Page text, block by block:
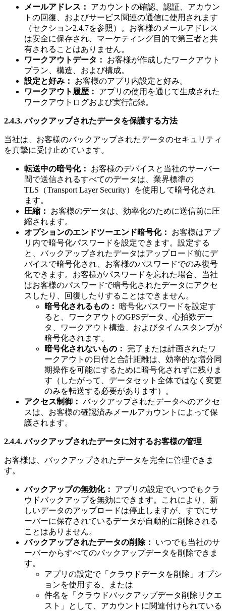
メールアドレス：
アカウントの確認、認証、アカウン
トの回復、およびサービス関連の通信に使用されます
（セクション2.4.7を参照）。お客様のメールアドレス
は安全に保存され、マーケティング目的で第三者と共
有されることはありません。
ワークアウトデータ：
お客様が作成したワークアウト
プラン、構造、および構成。
設定と好み：
お客様のアプリ内設定と好み。
ワークアウト履歴：
アプリの使用を通じて生成された
ワークアウトログおよび実行記録。
2.4.3. バックアップされたデータを保護する方法
当社は、お客様のバックアップされたデータのセキュリティ
を真摯に受け止めています。
転送中の暗号化：
お客様のデバイスと当社のサーバー
間で送信されるすべてのデータは、業界標準の
TLS（Transport Layer Security）を使用して暗号化され
ます。
圧縮：
お客様のデータは、効率化のために送信前に圧
縮されます。
オプションのエンドツーエンド暗号化：
お客様はアプ
リ内で暗号化パスワードを設定できます。設定する
と、バックアップされたデータはアップロード前にデ
バイスで暗号化され、お客様のパスワードでのみ復号
化できます。お客様がパスワードを忘れた場合、当社
はお客様のパスワードで暗号化されたデータにアクセ
スしたり、回復したりすることはできません。
暗号化されるもの：
暗号化パスワードを設定す
ると、ワークアウトのGPSデータ、心拍数デー
タ、ワークアウト構造、およびタイムスタンプが
暗号化されます。
暗号化されないもの：
完了または計画されたワ
ークアウトの日付と合計距離は、効率的な増分同
期操作を可能にするために暗号化されずに残りま
す（したがって、データセット全体ではなく変更
のみを転送する必要があります）。
アクセス制御： バックアップされたデータへのアクセ
スは、お客様の確認済みメールアカウントによって保
護されます。
2.4.4. バックアップされたデータに対するお客様の管理
お客様は、バックアップされたデータを完全に管理できま
す。
バックアップの無効化：
アプリの設定でいつでもクラ
ウドバックアップを無効にできます。これにより、新
しいデータのアップロードは停止しますが、すでにサ
ーバーに保存されているデータが自動的に削除される
ことはありません。
バックアップされたデータの削除：
いつでも当社のサ
ーバーからすべてのバックアップデータを削除できま
す。
アプリの設定で「クラウドデータを削除」オプシ
ョンを使用する、または
件名を「クラウドバックアップデータ削除リクエ
スト」として、アカウントに関連付けられている